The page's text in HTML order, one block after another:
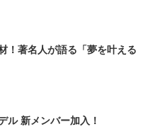
！著名人が語る「夢を叶える
ル 新メンバー加入！